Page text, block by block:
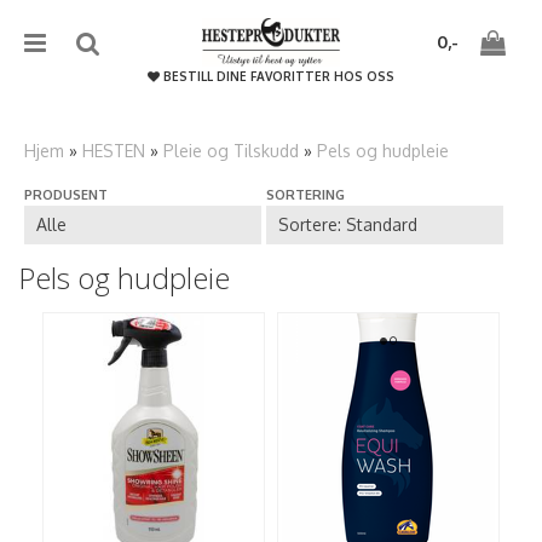
{/literal}����������
0,-
BESTILL DINE FAVORITTER HOS OSS
Hjem » HESTEN » Pleie og Tilskudd » Pels og hudpleie
PRODUSENT SORTERING
Pels og hudpleie